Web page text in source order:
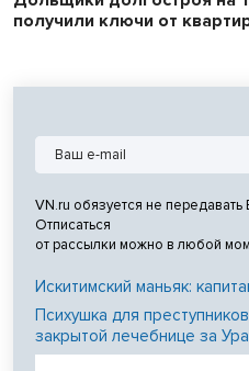
получили ключи от
VN.ru обязуется не
Отписаться
от рассылки можно в любой
Искитимский маньяк:
Психушка для
закрытой лечебнице за